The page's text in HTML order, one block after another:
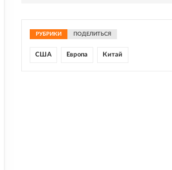
РУБРИКИ ПОДЕЛИТЬСЯ
США Европа Китай